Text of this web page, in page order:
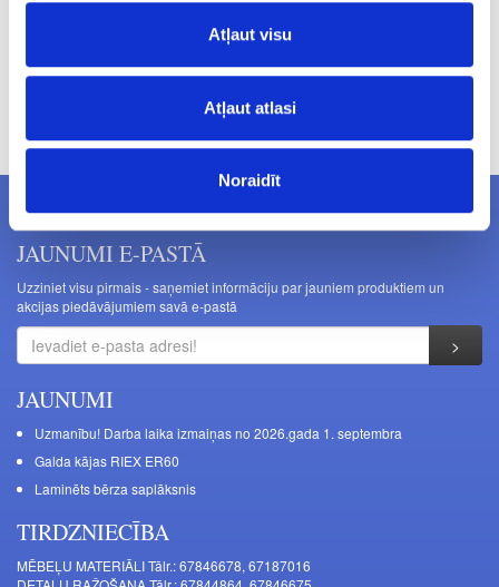
Atļaut visu
Atļaut atlasi
Noraidīt
Cenas norādītas bez PVN. Cenas var tikt mainītas bez iepriekšēja
JAUNUMI E-PASTĀ
Uzziniet visu pirmais - saņemiet informāciju par jauniem produktiem un
akcijas piedāvājumiem savā e-pastā
JAUNUMI
Uzmanību! Darba laika izmaiņas no 2026.gada 1. septembra
Galda kājas RIEX ER60
Laminēts bērza saplāksnis
TIRDZNIECĪBA
MĒBEĻU MATERIĀLI Tālr.: 67846678, 67187016